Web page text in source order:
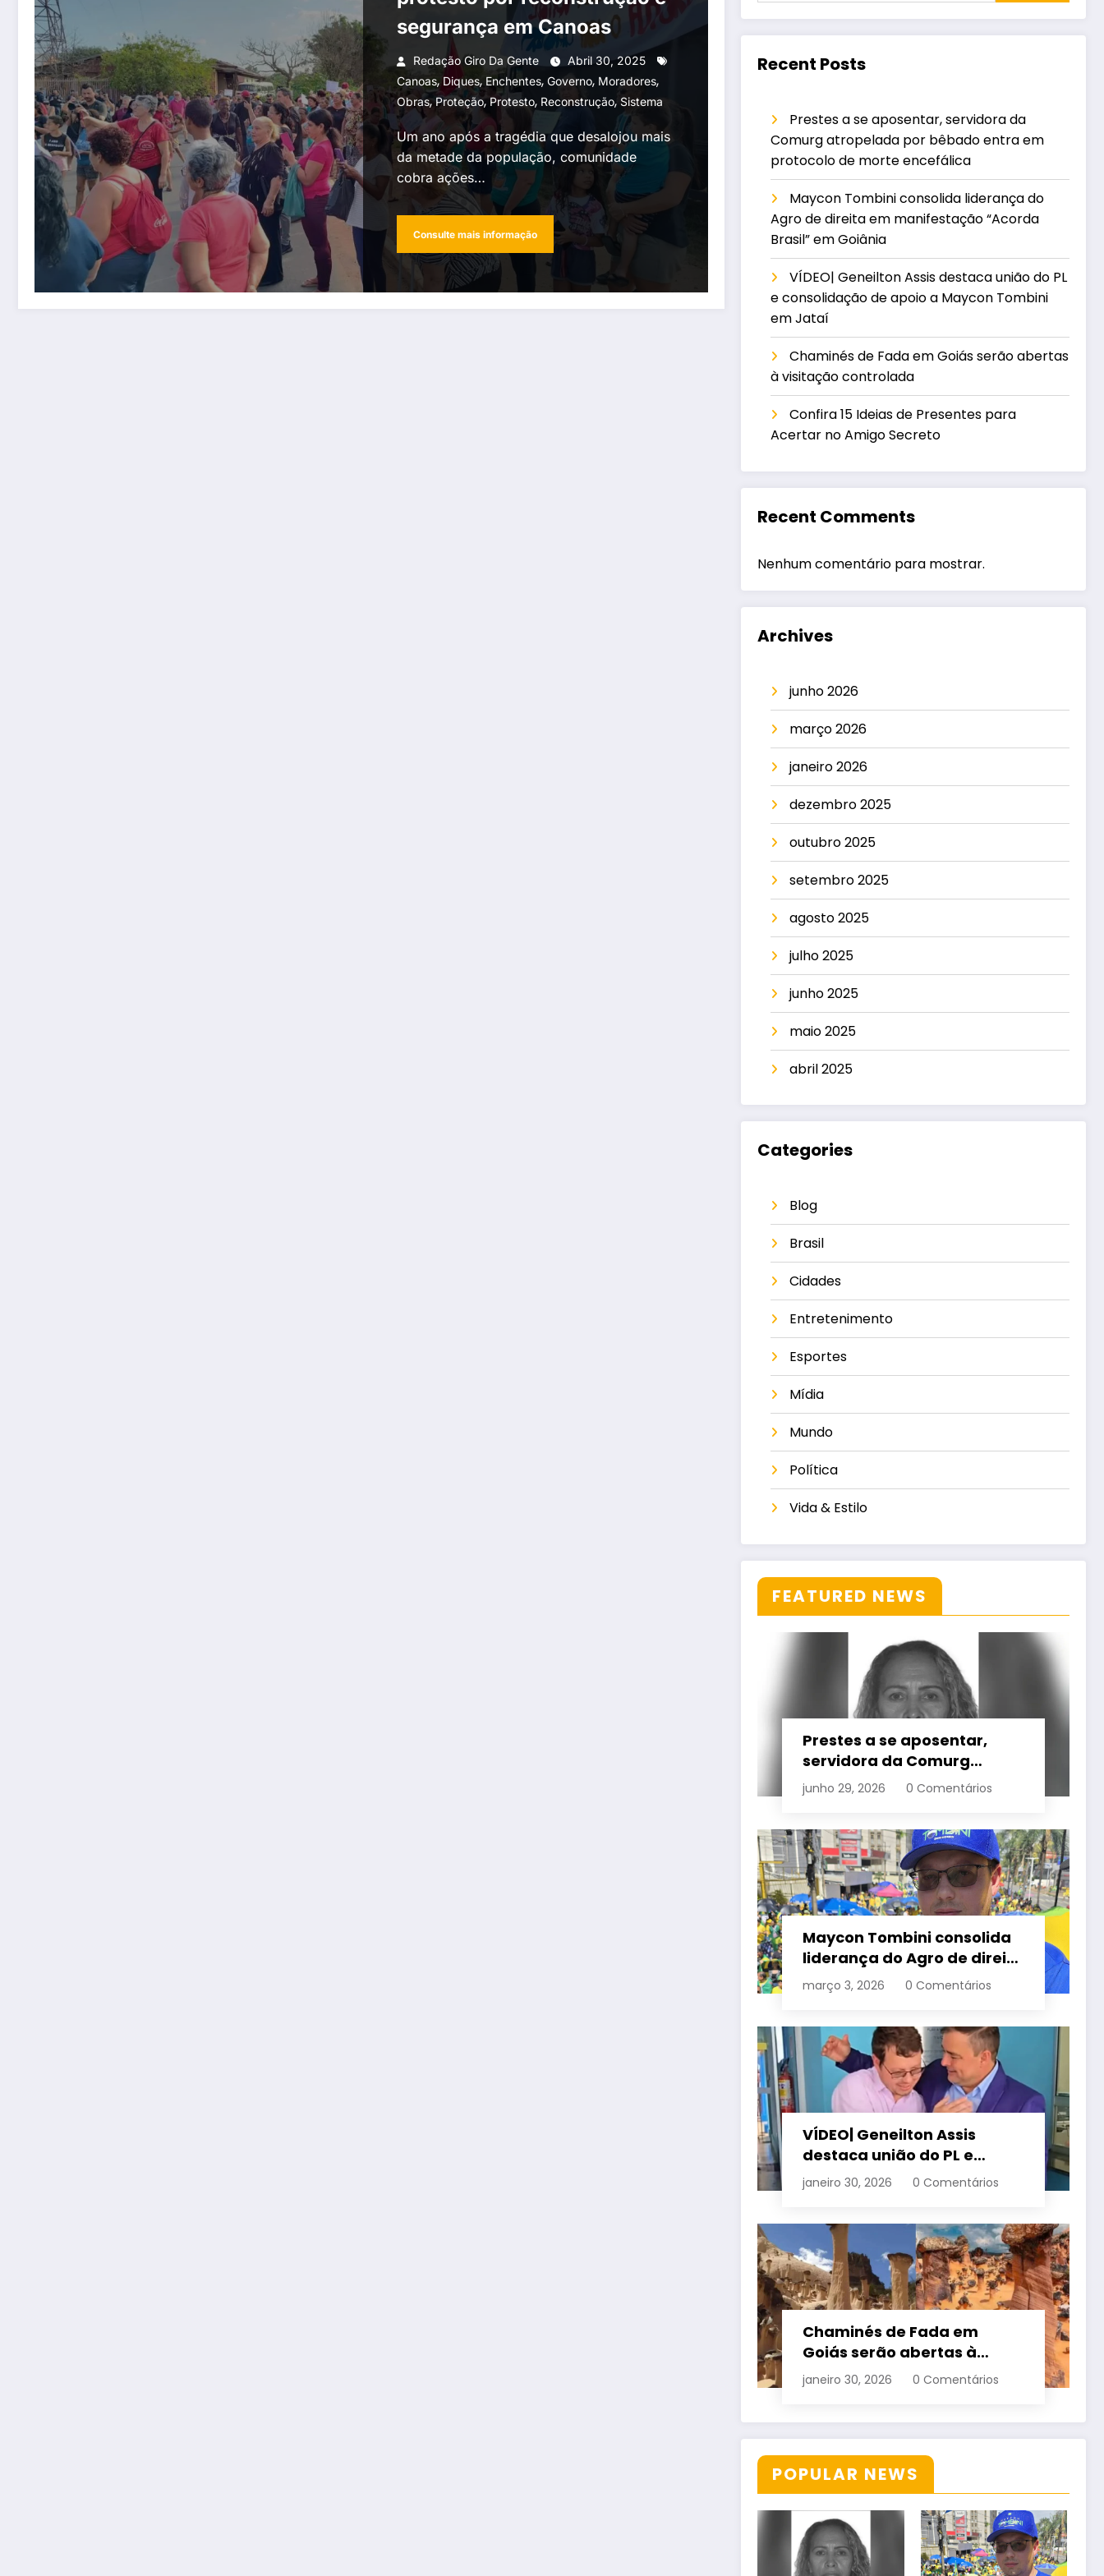
segurança em Canoas
Redação Giro Da Gente
Abril 30, 2025
Canoas,Diques,Enchentes, Governo, Moradores,
Obras,Proteção,Protesto, Reconstrução, Sistema
Um ano após a tragédia que desalojou mais
da metade da população, comunidade
cobra ações…
Consulte mais informação
Recent Posts
Prestes a se aposentar, servidora da
Comurg atropelada por bêbado entra em
protocolo de morte encefálica
Maycon Tombini consolida liderança do
Agro de direita em manifestação “Acorda
Brasil” em Goiânia
VÍDEO| Geneilton Assis destaca união do PL
e consolidação de apoio a Maycon Tombini
em Jataí
Chaminés de Fada em Goiás serão abertas
à visitação controlada
Confira 15 Ideias de Presentes para
Acertar no Amigo Secreto
Recent Comments
Nenhum comentário para mostrar.
Archives
junho 2026
março 2026
janeiro 2026
dezembro 2025
outubro 2025
setembro 2025
agosto 2025
julho 2025
junho 2025
maio 2025
abril 2025
Categories
Blog
Brasil
Cidades
Entretenimento
Esportes
Mídia
Mundo
Política
Vida & Estilo
FEATURED NEWS
Prestes a se aposentar,
servidora da Comurg
atropelada por bêbado
entra em protocolo de
junho 29, 2026 0 Comentários
Maycon Tombini consolida
liderança do Agro de direita
em manifestação “Acorda
Brasil” em Goiânia
março 3, 2026 0 Comentários
VÍDEO| Geneilton Assis
destaca união do PL e
consolidação de apoio a
Maycon Tombini em Jataí
janeiro 30, 2026 0 Comentários
Chaminés de Fada em
Goiás serão abertas à
visitação controlada
janeiro 30, 2026 0 Comentários
POPULAR NEWS